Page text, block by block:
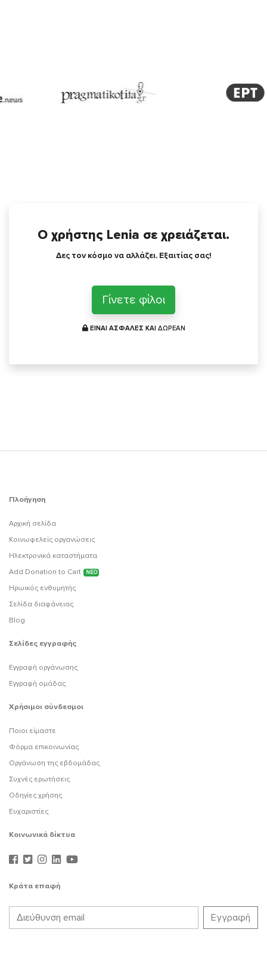
Ο χρήστης Lenia σε χρειάζεται.
Δες τον κόσμο να αλλάζει. Εξαιτίας σας!
Γίνετε φίλοι
ΕΙΝΑΙ ΑΣΦΑΛΕΣ ΚΑΙ ΔΩΡΕΑΝ
Πλοήγηση
Αρχική σελίδα
Κοινωφελείς οργανώσεις
Ηλεκτρονικά καταστήματα
Add Donation to Cart
ΝΕΟ
Ηρωικός ενθυμητής
Σελίδα διαφάνειας
Blog
Σελίδες εγγραφής
Εγγραφή οργάνωσης
Εγγραφή ομάδας
Χρήσιμοι σύνδεσμοι
Ποιοι είμαστε
Φόρμα επικοινωνίας
Οργάνωση της εβδομάδας
Συχνές ερωτήσεις
Οδηγίες χρήσης
Ευχαριστίες
Κοινωνικά δίκτυα
Κράτα επαφή